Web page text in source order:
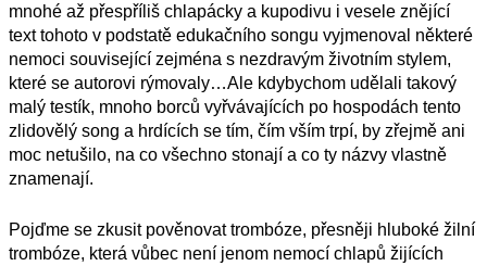
mnohé až přespříliš chlapácky a kupodivu i vesele znějící
text tohoto v podstatě edukačního songu vyjmenoval některé
nemoci související zejména s nezdravým životním stylem,
které se autorovi rýmovaly…Ale kdybychom udělali takový
malý testík, mnoho borců vyřvávajících po hospodách tento
zlidově lý song a hrdících se tím, čím vším trpí, by zřejmě ani
moc netušilo, na co všechno stonají a co ty názvy vlastně
znamenají.
Pojďme se zkusit pověnovat trombóze, přesněji hluboké žilní
trombóze, která vůbec není jenom nemocí chlapů žijících